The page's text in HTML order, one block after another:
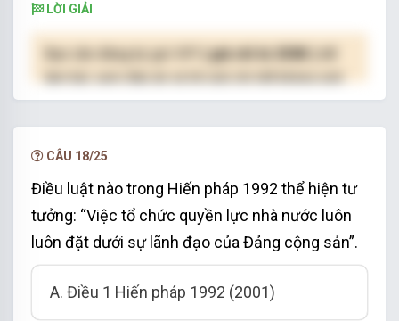
LỜI GIẢI
( giá chỉ từ 250K )
hạn.
CÂU 18/25
Điều luật nào trong Hiến pháp 1992 thể hiện tư
tưởng: “Việc tổ chức quyền lực nhà nước luôn
luôn đặt dưới sự lãnh đạo của Đảng cộng sản”.
A. Điều 1 Hiến pháp 1992 (2001)